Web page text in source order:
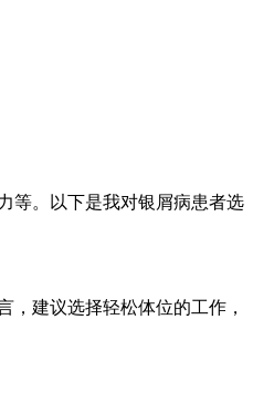
等。以下是我对银屑病患者选
建议选择轻松体位的工作，